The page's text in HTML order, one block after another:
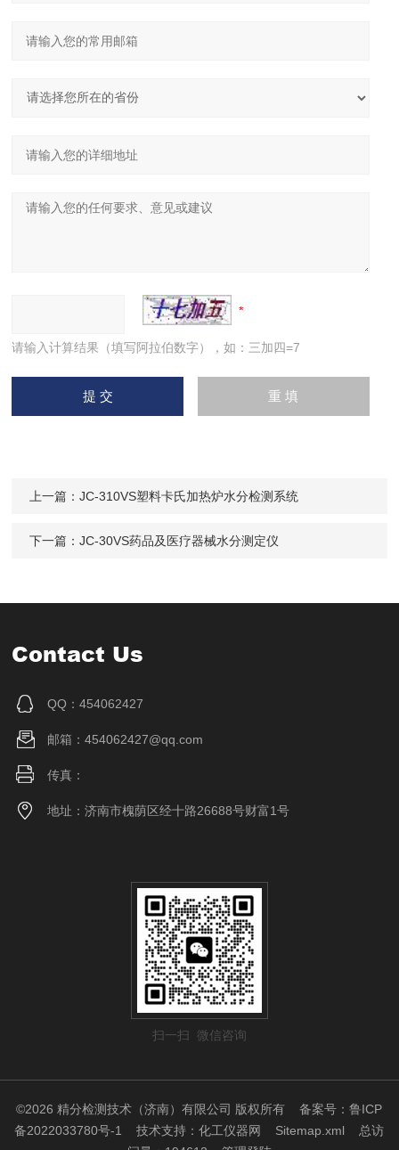
请输入计算结果（填写阿拉伯数字），如：三加四=7
上一篇：JC-310VS塑料卡氏加热炉水分检测系统
下一篇：JC-30VS药品及医疗器械水分测定仪
Contact Us
QQ：454062427
邮箱：454062427@qq.com
传真：
地址：济南市槐荫区经十路26688号财富1号
扫一扫 微信咨询
©2026 精分检测技术（济南）有限公司 版权所有备案号：鲁ICP
备2022033780号-1
技术支持：化工仪器网 Sitemap.xml 总访